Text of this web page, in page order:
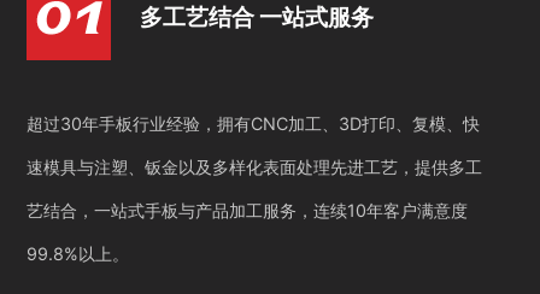
多工艺结合 一站式服务
超过30年手板行业经验，拥有CNC加工、3D打印、复模、快
速模具与注塑、钣金以及多样化表面处理先进工艺，提供多工
艺结合，一站式手板与产品加工服务，连续10年客户满意度
99.8%以上。